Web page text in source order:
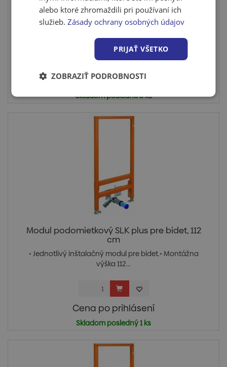
Modul podomietkový JOMO Light pre WC na
obmurovani...
• Podomietkový inštalačný systém SLK plus JOMOLight•
Inštala...
Cena po prihlásení
Skladom posledné 3 ks
Modul podomietkový SLK plus pre bidet, 112
cm
• Jednotlivý inštalačný modul pre bidet.• Montážna
výška 112...
Cena po prihlásení
Skladom posledný 1 ks
alebo ktoré zhromaždili pri používaní ich
služieb.Zásady ochrany osobných údajov
PRIJAŤ VŠETKO
ZOBRAZIŤ PODROBNOSTI